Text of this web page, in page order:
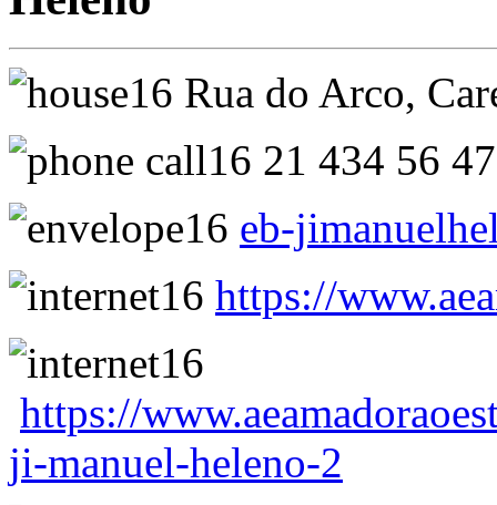
Rua do Arco,
21 434 56
eb-
https://
https://
ji-manuel-heleno-2